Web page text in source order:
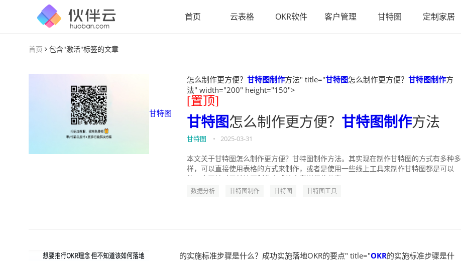
首页 云表格 OKR软件 客户管理 甘特图 定制家居
首页 包含"激活"标签的文章
甘特图
怎么制作更方便？ 甘特图制作方法" title="甘特图怎么制作更方便？ 甘特图制作方
法" width="200" height="150">
[置顶]
甘特图怎么制作更方便？ 甘特图制作方法
甘特图 • 2025-03-31
本文关于甘特图怎么制作更方便？甘特图制作方法。其实现在制作甘特图的方式有多种多
样，可以直接使用表格的方式来制作，或者是使用一些线上工具来制作甘特图都是可以
数据分析 甘特图制作 甘特图 甘特图工具
的实施标准步骤是什么？成功实施落地OKR的要点" title="OKR的实施标准步骤是什